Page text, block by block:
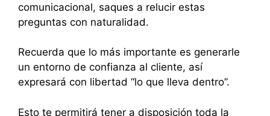
comunicacional, saques a relucir estas
preguntas con naturalidad.
Recuerda que lo más importante es generarle
un entorno de confianza al cliente, así
expresará con libertad “lo que lleva dentro”.
Esto te permitirá tener a disposición toda la